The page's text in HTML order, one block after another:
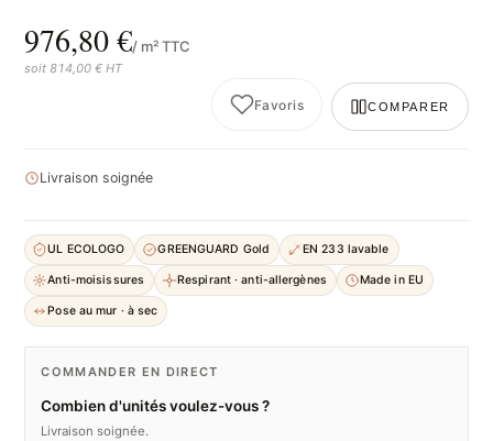
976,80 €/ m² TTC
soit 814,00 € HT
Favoris COMPARER
Livraison soignée
UL ECOLOGO GREENGUARD Gold EN 233 lavable
Anti-moisissures Respirant · anti-allergènes Made in EU
Pose au mur · à sec
COMMANDER EN DIRECT
Combien d'unités voulez-vous ?
Livraison soignée.